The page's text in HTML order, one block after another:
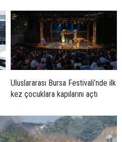
Uluslararası Bursa Festivali’nde ilk
kez çocuklara kapılarını açtı